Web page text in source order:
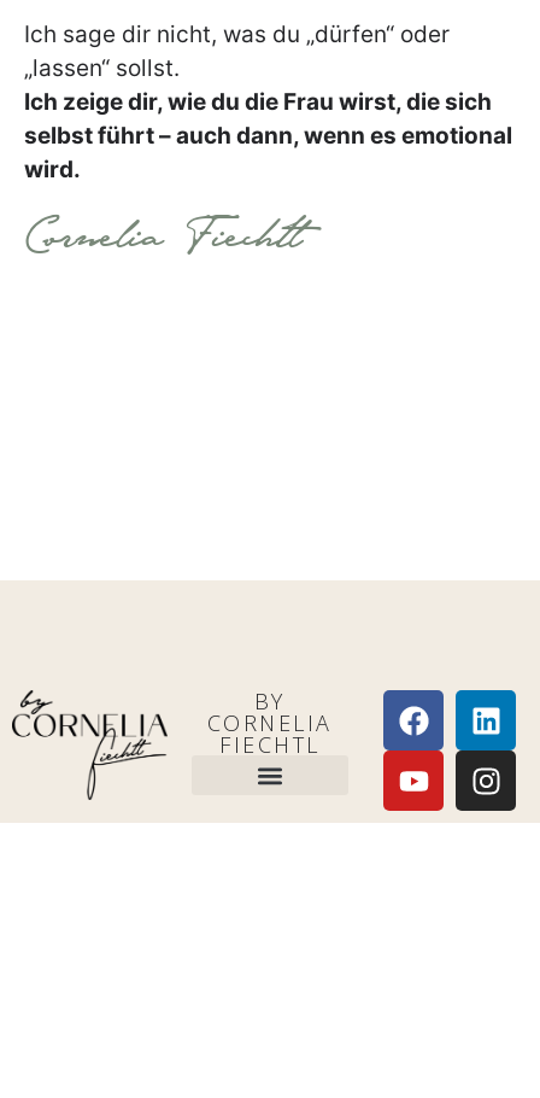
Ich sage dir nicht, was du „dürfen“ oder
„lassen“ sollst.
Ich zeige dir, wie du die Frau wirst, die sich
selbst führt – auch dann, wenn es emotional
wird.
Cornelia Fiechtl
BY
CORNELIA
FIECHTL